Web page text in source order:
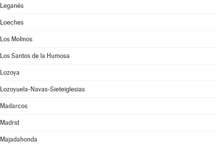
Leganés
Loeches
Los Molinos
Los Santos de la Humosa
Lozoya
Lozoyuela-Navas-Sieteiglesias
Madarcos
Madrid
Majadahonda